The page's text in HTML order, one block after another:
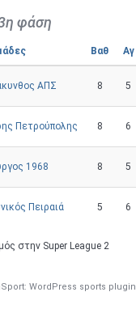
φάση
Βαθ Αγ
ΑΠΣ 8 5
Πετρούπολης 8 6
1968 8 5
Πειραιά 5 6
στην Super League 2
WordPress sports plugin